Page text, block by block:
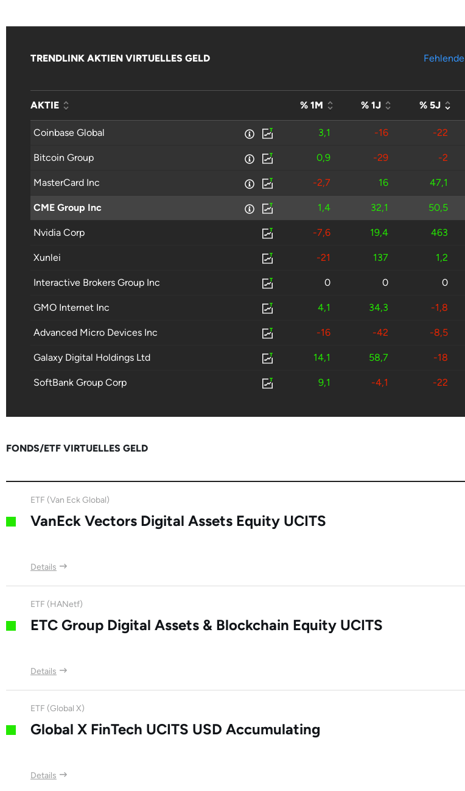
TRENDLINK AKTIEN VIRTUELLES GELD
AKTIE % 1M % 1J % 5J
Coinbase Global 3,1 -16 -22
Bitcoin Group 0,9 -29 -2
MasterCard Inc -2,7 16 47,1
CME Group Inc 1,4 32,1 50,5
Nvidia Corp -7,6 19,4 463
Xunlei -21 137 1,2
Interactive Brokers Group Inc 0 0 0
GMO Internet Inc 4,1 34,3 -1,8
Advanced Micro Devices Inc -16 -42 -8,5
Galaxy Digital Holdings Ltd 14,1 58,7 -18
SoftBank Group Corp 9,1 -4,1 -22
Block Inc -6,8 -26 -78
HIVE Digital Technologies
FONDS/ETF VIRTUELLES GELD
ETF (Van Eck Global)
VanEck Vectors Digital Assets Equity UCITS
Details
ETF (HANetf)
ETC Group Digital Assets & Blockchain Equity UCITS
Details
ETF (Global X)
Global X FinTech UCITS USD Accumulating
Details